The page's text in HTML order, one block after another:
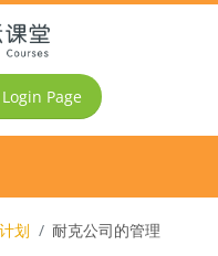
Page
划 耐克公司的管理